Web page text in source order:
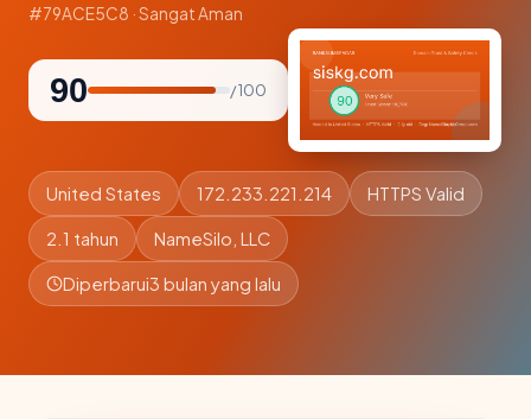
#79ACE5C8 · Sangat Aman
90 / 100
United States 172.233.221.214 HTTPS Valid
2.1 tahun NameSilo, LLC
Diperbarui3 bulan yang lalu